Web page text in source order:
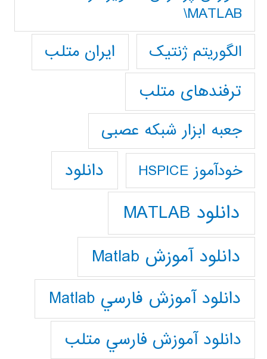
MATLAB\
الگوریتم ژنتیک
ایران متلب
ترفندهای متلب
جعبه ابزار شبکه عصبی
خودآموز HSPICE دانلود
دانلود MATLAB
دانلود آموزش Matlab
دانلود آموزش فارسي Matlab
دانلود آموزش فارسي متلب